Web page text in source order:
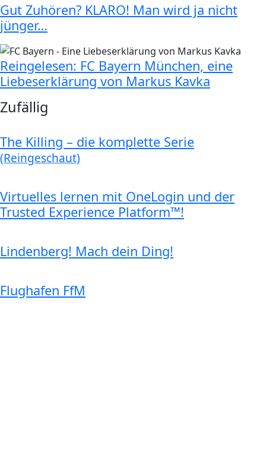
Gut Zuhören? KLARO! Man wird ja nicht
jünger…
Reingelesen: FC Bayern München, eine
Liebeserklärung von Markus Kavka
Zufällig
The Killing – die komplette Serie
(Reingeschaut)
Virtuelles lernen mit OneLogin und der
Trusted Experience Platform™!
Lindenberg! Mach dein Ding!
Flughafen FfM